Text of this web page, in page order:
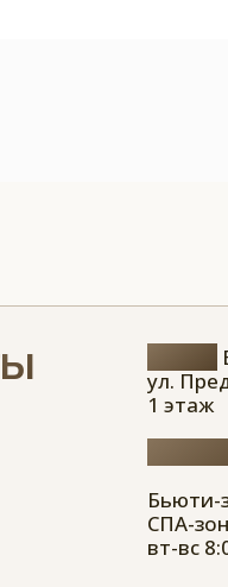
ул.
1 этаж
Бьюти-
СПА-
вт-вс